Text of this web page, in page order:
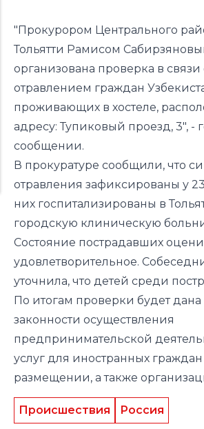
"Прокурором Центрального
Тольятти Рамисом
организована проверка в
отравлением граждан
проживающих в хостеле,
адресу: Тупиковый проезд, 3", -
сообщении.
В прокуратуре сообщили, что
отравления зафиксированы у
них госпитализированы в
городскую клиническую
Состояние пострадавших
удовлетворительное.
уточнила, что детей среди
По итогам проверки будет
законности осуществления
предпринимательской
услуг для иностранных
размещении, а также
Происшествия Россия